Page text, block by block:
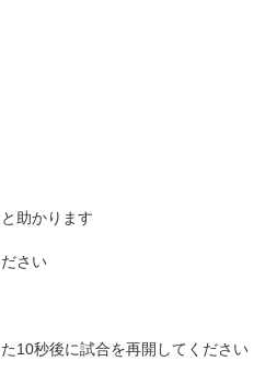
助かります
さい
10秒後に試合を再開してください